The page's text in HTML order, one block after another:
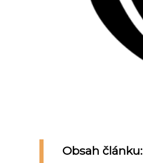
Obsah článku: